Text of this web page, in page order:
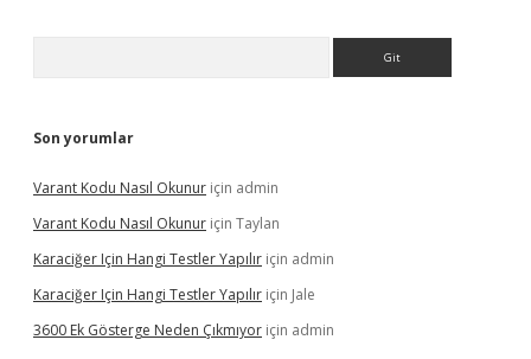
Son yorumlar
Varant Kodu Nasıl Okunur için admin
Varant Kodu Nasıl Okunur için Taylan
Karaciğer Için Hangi Testler Yapılır için admin
Karaciğer Için Hangi Testler Yapılır için Jale
3600 Ek Gösterge Neden Çıkmıyor için admin